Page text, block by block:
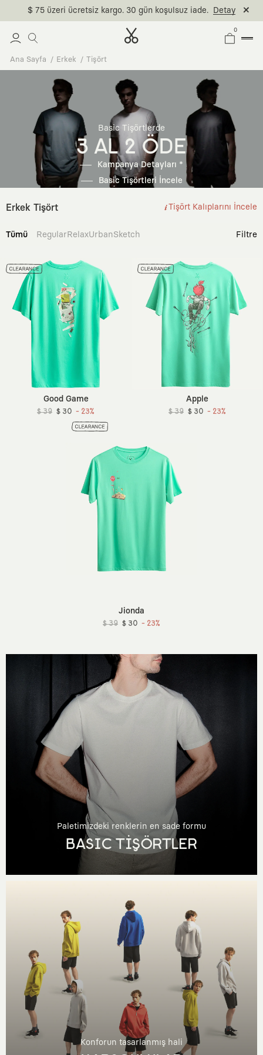
$ 75 üzeri ücretsiz kargo. 30 gün koşulsuz iade. Detay
0
Ana Sayfa Erkek Tişört
Basic Tişörtlerde
3 AL 2 ÖDE
Kampanya Detayları *
Basic Tişörtleri İncele
Erkek Tişört Tişört Kalıplarını İncele
Tümü RegularRelaxUrbanSketch Filtre
Good Game
$ 39 $ 30 - 23%
Apple
$ 39 $ 30 - 23%
Jionda
$ 39 $ 30 - 23%
Paletimizdeki renklerin en sade formu
BASIC TİŞÖRTLER
Konforun tasarlanmış hali